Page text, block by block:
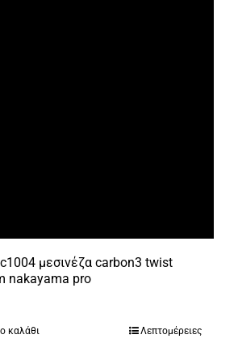
μεσινέζα carbon3 twist
nakayama pro
καλάθι Λεπτομέρειες